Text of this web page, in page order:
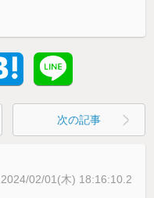
次の記事
2024/02/01(木) 18:16:10.2